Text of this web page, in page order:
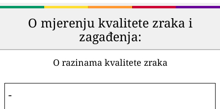
O mjerenju kvalitete zraka i
zagađenja:
O razinama kvalitete zraka
-